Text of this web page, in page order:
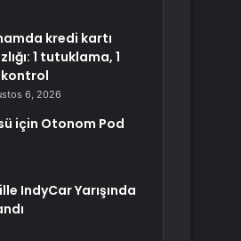
kredi kartı
1 tutuklama, 1
6, 2026
için Otonom Pod
IndyCar Yarışında